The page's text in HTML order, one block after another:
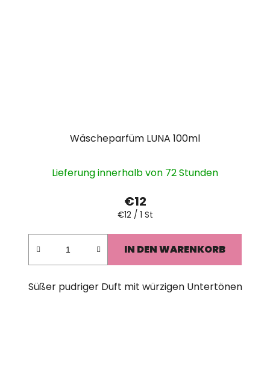
Wäscheparfüm LUNA 100ml
Lieferung innerhalb von 72 Stunden
€12
Verkaufspreis:
€12 / 1 St
IN DEN WARENKORB
Süßer pudriger Duft mit würzigen Untertönen